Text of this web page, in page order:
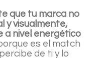
que tu marca no
y visualmente,
a nivel energético
es el match
de ti y lo